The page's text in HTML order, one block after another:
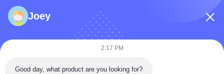
Joey
2:17 PM
Good day, what product are you looking for?